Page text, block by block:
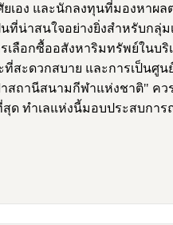
เอง และนักลงทุนที่มองหา
ที่น่าสนใจอย่างยิ่งสำหรับก
เลือกซื้ออสังหาริมทรัพย์ใ
ที่สะดวกสบาย และการเป็
สถานีสนามกีฬาแห่งชาติ"
ด ทำเลแห่งนี้มอบประสบก